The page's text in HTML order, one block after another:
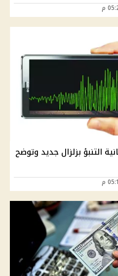
التنبؤ بزلزال جديد وتوضح